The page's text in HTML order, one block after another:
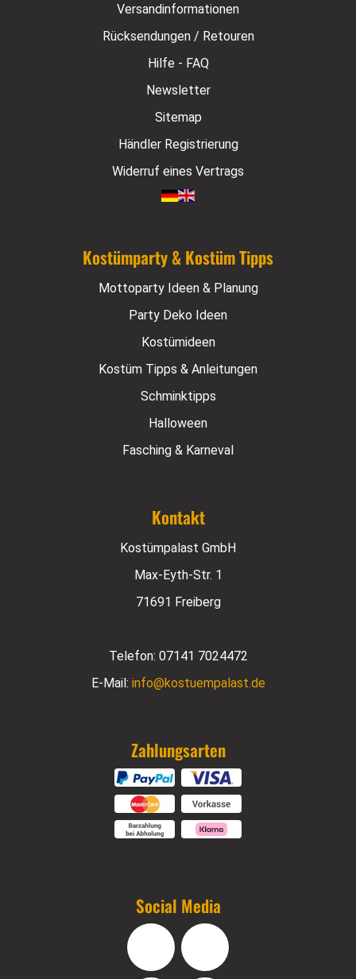
Versandinformationen
Rücksendungen / Retouren
Hilfe - FAQ
Newsletter
Sitemap
Händler Registrierung
Widerruf eines Vertrags
Kostümparty & Kostüm Tipps
Mottoparty Ideen & Planung
Party Deko Ideen
Kostümideen
Kostüm Tipps & Anleitungen
Schminktipps
Halloween
Fasching & Karneval
Kontakt
Kostümpalast GmbH
Max-Eyth-Str. 1
71691 Freiberg
Telefon: 07141 7024472
E-Mail: info@kostuempalast.de
Zahlungsarten
Social Media
Facebook Instagram